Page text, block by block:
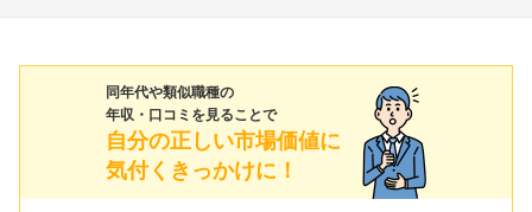
同年代や類似職種の
年収・口コミを見ることで
自分の正しい市場価値に
気付くきっかけに！